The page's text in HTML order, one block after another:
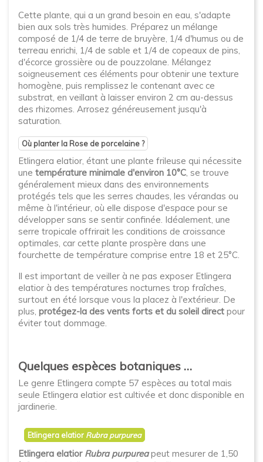
Cette plante, qui a un grand besoin en eau, s'adapte
bien aux sols très humides. Préparez un mélange
composé de 1/4 de terre de bruyère, 1/4 d'humus ou de
terreau enrichi, 1/4 de sable et 1/4 de copeaux de pins,
d'écorce grossière ou de pouzzolane. Mélangez
soigneusement ces éléments pour obtenir une texture
homogène, puis remplissez le contenant avec ce
substrat, en veillant à laisser environ 2 cm au-dessus
des rhizomes. Arrosez généreusement jusqu'à
saturation.
Où planter la Rose de porcelaine ?
Etlingera elatior, étant une plante frileuse qui nécessite
une température minimale d'environ 10°C, se trouve
généralement mieux dans des environnements
protégés tels que les serres chaudes, les vérandas ou
même à l'intérieur, où elle dispose d'espace pour se
développer sans se sentir confinée. Idéalement, une
serre tropicale offrirait les conditions de croissance
optimales, car cette plante prospère dans une
fourchette de température comprise entre 18 et 25°C.
Il est important de veiller à ne pas exposer Etlingera
elatior à des températures nocturnes trop fraîches,
surtout en été lorsque vous la placez à l'extérieur. De
plus, protégez-la des vents forts et du soleil direct pour
éviter tout dommage.
Quelques espèces botaniques …
Le genre Etlingera compte 57 espèces au total mais
seule Etlingera elatior est cultivée et donc disponible en
jardinerie.
Etlingera elatior Rubra purpurea
Etlingera elatior Rubra purpureapeut mesurer de 1,50